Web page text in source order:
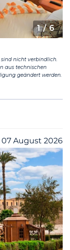
1/ 6
nicht verbindlich.
aus technischen
geändert werden.
07 August 2026